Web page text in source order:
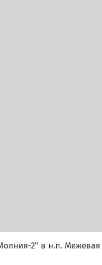
2" в н.п. Межевая